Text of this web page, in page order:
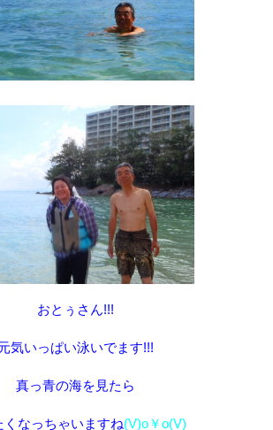
おとぅさん!!!
気いっぱい泳いでます!!!
真っ青の海を見たら
くなっちゃいますね(V)o￥o(V)